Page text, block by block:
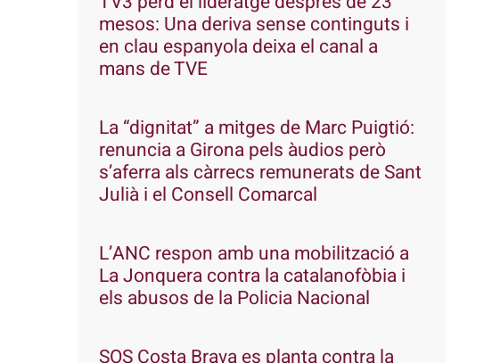
mesos: Una deriva sense continguts i
en clau espanyola deixa el canal a
mans de TVE
La “dignitat” a mitges de Marc Puigtió:
renuncia a Girona pels àudios però
s’aferra als càrrecs remunerats de Sant
Julià i el Consell Comarcal
L’ANC respon amb una mobilització a
La Jonquera contra la catalanofòbia i
els abusos de la Policia Nacional
SOS Costa Brava es planta contra la